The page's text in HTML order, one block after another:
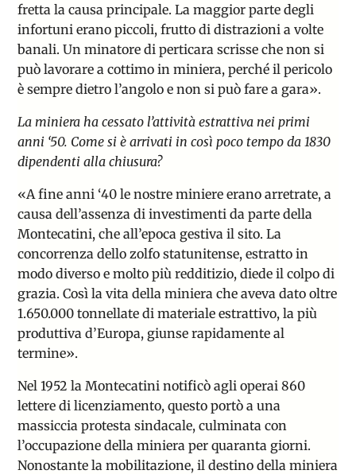
fretta la causa principale. La maggior parte degli
infortuni erano piccoli, frutto di distrazioni a volte
banali. Un minatore di perticara scrisse che non si
può lavorare a cottimo in miniera, perché il pericolo
è sempre dietro l’angolo e non si può fare a gara».
La miniera ha cessato l’attività estrattiva nei primi
anni ‘50. Come si è arrivati in così poco tempo da 1830
dipendenti alla chiusura?
«A fine anni ‘40 le nostre miniere erano arretrate, a
causa dell’assenza di investimenti da parte della
Montecatini, che all’epoca gestiva il sito. La
concorrenza dello zolfo statunitense, estratto in
modo diverso e molto più redditizio, diede il colpo di
grazia. Così la vita della miniera che aveva dato oltre
1.650.000 tonnellate di materiale estrattivo, la più
produttiva d’Europa, giunse rapidamente al
termine».
Nel 1952 la Montecatini notificò agli operai 860
lettere di licenziamento, questo portò a una
massiccia protesta sindacale, culminata con
l’occupazione della miniera per quaranta giorni.
Nonostante la mobilitazione, il destino della miniera